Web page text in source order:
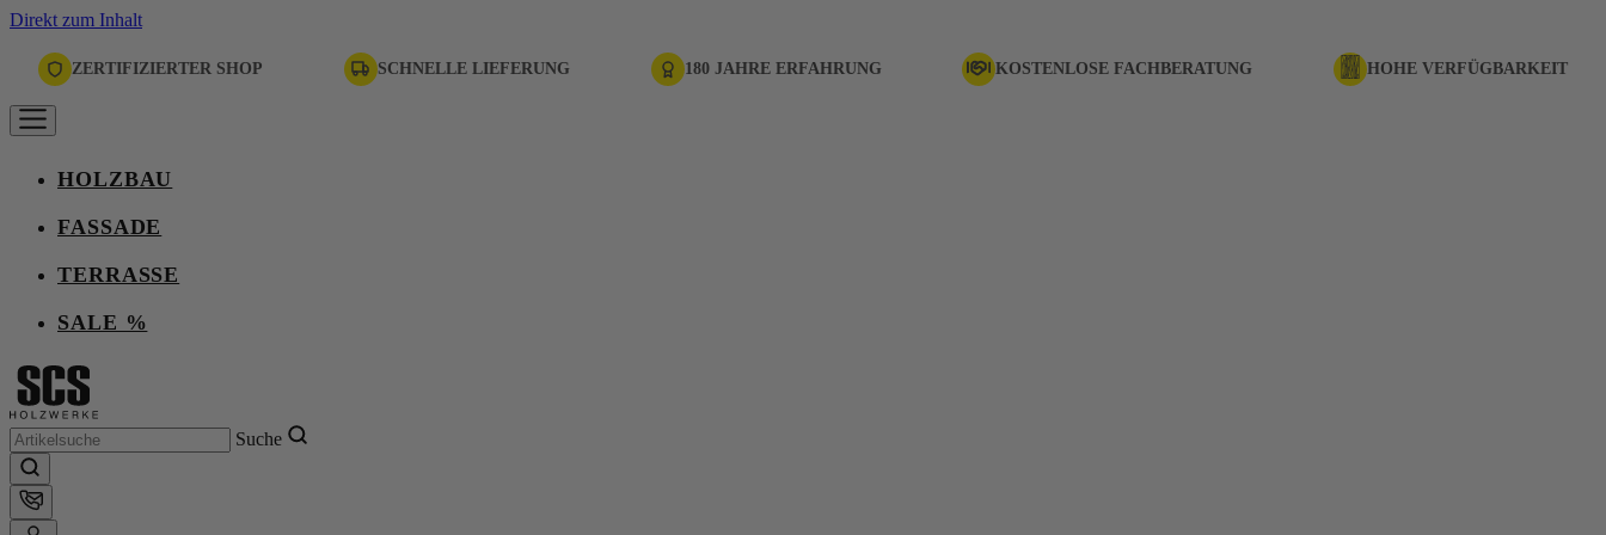
Direkt zum Inhalt
ZERTIFIZIERTER SHOP SCHNELLE LIEFERUNG 180 JAHRE ERFAHRUNG KOSTENLOSE FACHBERATUNG HOHE VERFÜGBARKEIT
HOLZBAU
FASSADE
TERRASSE
SALE %
Suche